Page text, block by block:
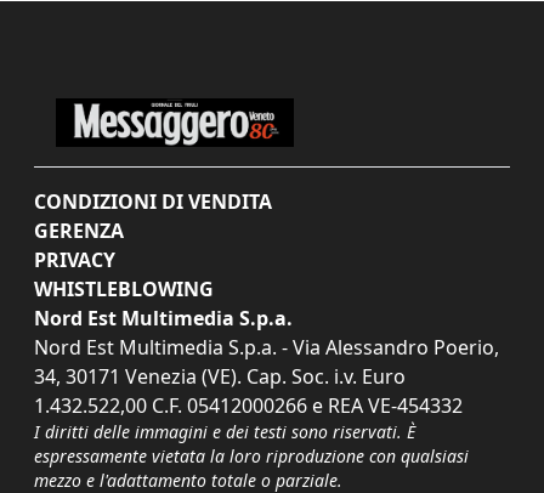
CONDIZIONI DI VENDITA
GERENZA
PRIVACY
WHISTLEBLOWING
Nord Est Multimedia S.p.a.
Nord Est Multimedia S.p.a. - Via Alessandro Poerio,
34, 30171 Venezia (VE). Cap. Soc. i.v. Euro
1.432.522,00 C.F. 05412000266 e REA VE-454332
I diritti delle immagini e dei testi sono riservati. È
espressamente vietata la loro riproduzione con qualsiasi
mezzo e l'adattamento totale o parziale.